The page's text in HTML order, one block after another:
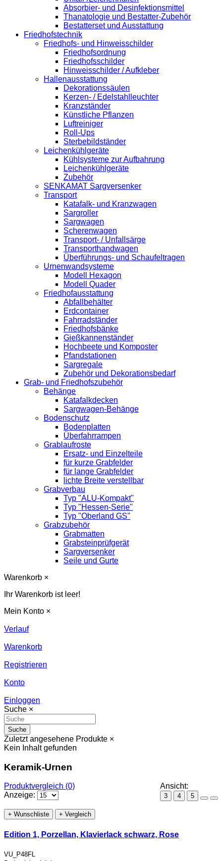
Absorbier- und Desinfektionsmittel
Thanatologie und Bestatter-Zubehör
Bestatterset und Ausstattung
Friedhofstechnik
Friedhofs- und Hinweisschilder
Friedhofsordnung
Friedhofsschilder
Hinweisschilder / Aufkleber
Hallenausstattung
Dekorationssäulen
Kerzen- / Edelstahlleuchter
Kranzständer
Künstliche Pflanzen
Luftreiniger
Roll-Ups
Sterbebildständer
Leichenkühlgeräte
Kühlsysteme zur Aufbahrung
Leichenkühlgeräte
Zubehör
SENKAMAT Sargversenker
Transport
Katafalk- und Kranzwagen
Sargroller
Sargwagen
Scherenwagen
Transport- / Unfallsärge
Transporthandwagen
Überführungs- und Schaufeltragen
Urnenwandsysteme
Modell Hexagon
Modell Quader
Friedhofausstattung
Abfallbehälter
Erdcontainer
Fahrradständer
Friedhofsbänke
Gießkannenständer
Hochbeete und Komposter
Pfandstationen
Sargregale
Zubehör und Dekorationsbedarf
Grab- und Friedhofszubehör
Behänge
Katafalkdecken
Sargwagen-Behänge
Bodenschutz
Bodenplatten
Überfahrrampen
Grablaufroste
Ersatz- und Einzelteile
für kurze Grabfelder
für lange Grabfelder
lichte Breite verstellbar
Grabverbau
Typ "ALU-Kompakt"
Typ "Hessen-Serie"
Typ "Oberland GS"
Grabzubehör
Grabmatten
Grabsteinprüfgerät
Sargversenker
Seile und Gurte
Warenkorb ×
Ihr Warenkorb ist leer!
Mein Konto ×
Verlauf
Warenkorb
Registrieren
Konto
Einloggen
Suche ×
Suche
Zuletzt angesehene Produkte ×
Kein Inhalt gefunden
Keramik-Urnen
Ansicht:
3 4 5
Produktvergleich (0)
Anzeige:
+ Wunschliste + Vergleich
Edition 1, Porzellan, Klavierlack schwarz, Rose
VU_P48FL